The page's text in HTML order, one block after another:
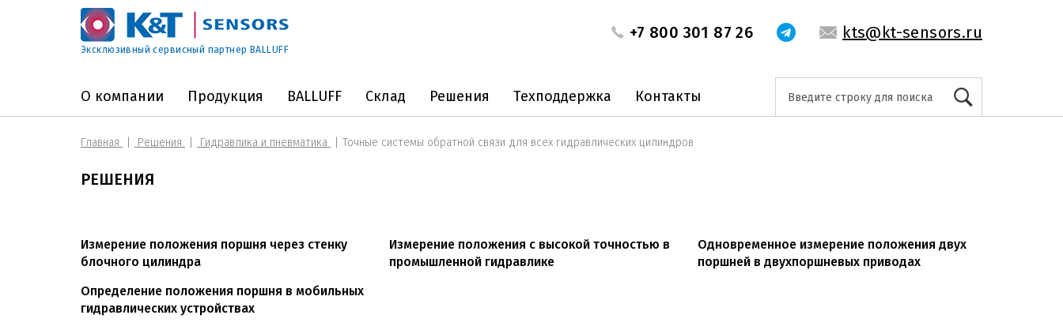
Эксклюзивный сервисный партнер BALLUFF
+7 800 301 87 26 kts@kt-sensors.ru
О компании Продукция BALLUFF Склад Решения Техподдержка Контакты
Главная Решения Гидравлика и пневматика Точные системы обратной связи для всех гидравлических цилиндров
РЕШЕНИЯ
Измерение положения поршня через стенку
блочного цилиндра
Измерение положения с высокой точностью в
промышленной гидравлике
Одновременное измерение положения двух
поршней в двухпоршневых приводах
Определение положения поршня в мобильных
гидравлических устройствах